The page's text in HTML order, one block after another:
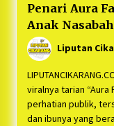
Penari Aura
Anak
Liputan
viralnya tarian “Aura
perhatian publik,
dan ibunya yang